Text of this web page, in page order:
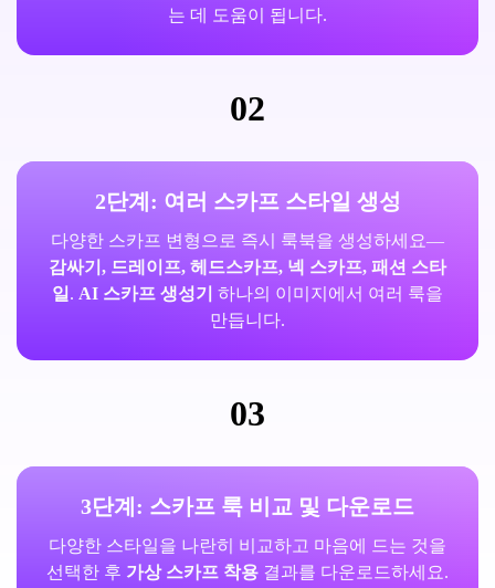
는 데 도움이 됩니다.
02
2단계: 여러 스카프 스타일 생성
다양한 스카프 변형으로 즉시 룩북을 생성하세요—
감싸기, 드레이프, 헤드스카프, 넥 스카프, 패션 스타
일. AI 스카프 생성기 하나의 이미지에서 여러 룩을
만듭니다.
03
3단계: 스카프 룩 비교 및 다운로드
다양한 스타일을 나란히 비교하고 마음에 드는 것을
선택한 후 가상 스카프 착용 결과를 다운로드하세요.